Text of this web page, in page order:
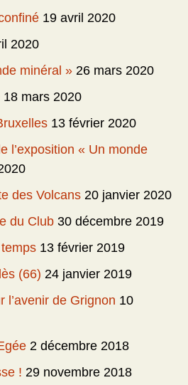
19 avril 2020
2020
minéral » 26 mars 2020
18 mars 2020
13 février 2020
l’exposition « Un monde
des Volcans 20 janvier 2020
du Club 30 décembre 2019
13 février 2019
(66) 24 janvier 2019
l’avenir de Grignon 10
2 décembre 2018
! 29 novembre 2018